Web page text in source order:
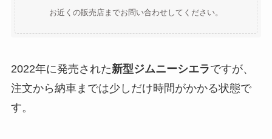
お近くの販売店までお問い合わせしてください。
2022年に発売された新型ジムニーシエラですが、
注文から納車までは少しだけ時間がかかる状態で
す。